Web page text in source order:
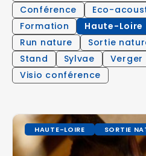
Conférence
Eco-
Formation
Haute-Loire
Run nature
Sortie
Stand
Sylvae Verger
Visio conférence
HAUTE-LOIRE SORTIE